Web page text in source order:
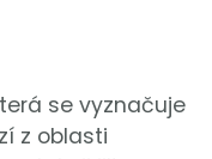
se vyznačuje
z oblasti